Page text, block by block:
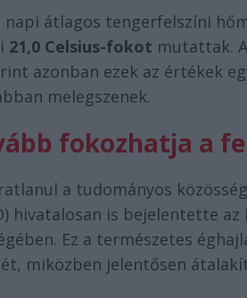
napi átlagos tengerfelszíni
21,0 Celsius-fokot mutattak.
azonban ezek az értékek
melegszenek.
fokozhatja a
a tudományos
hivatalosan is bejelentette az
Ez a természetes
miközben jelentősen